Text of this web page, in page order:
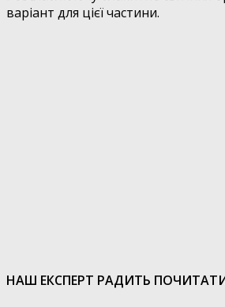
варіант для цієї частини.
НАШ ЕКСПЕРТ РАДИТЬ